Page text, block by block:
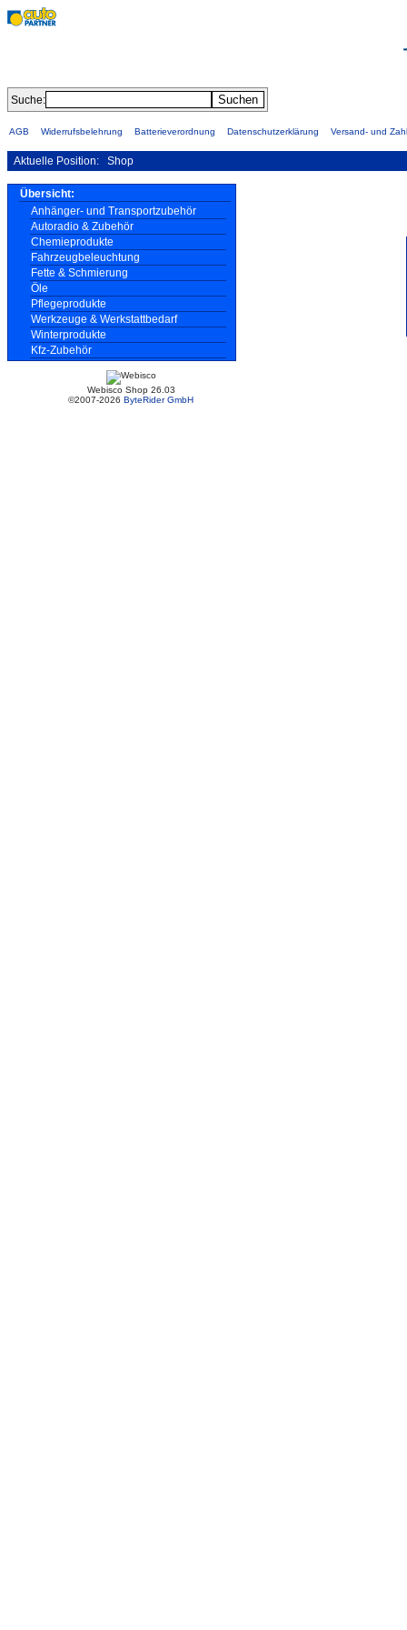
Suche:
AGB Widerrufsbelehrung Batterieverordnung Datenschutzerklärung Versand- und
Aktuelle Position: Shop
Übersicht:
Anhänger- und Transportzubehör
Autoradio & Zubehör
Chemieprodukte
Fahrzeugbeleuchtung
Fette & Schmierung
Öle
Pflegeprodukte
Werkzeuge & Werkstattbedarf
Winterprodukte
Kfz-Zubehör
Webisco Shop 26.03
©2007-2026 ByteRider GmbH